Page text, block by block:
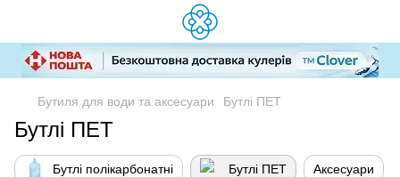
Бутиля для води та аксесуари Бутлі ПЕТ
Бутлі ПЕТ
Бутлі полікарбонатні Бутлі ПЕТ Аксесуари